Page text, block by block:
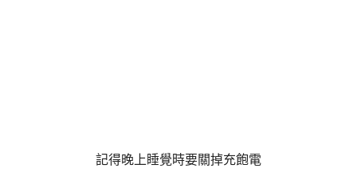
記得晚上睡覺時要關掉充飽電